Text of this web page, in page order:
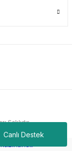
Canlı Destek
Saklıdır.